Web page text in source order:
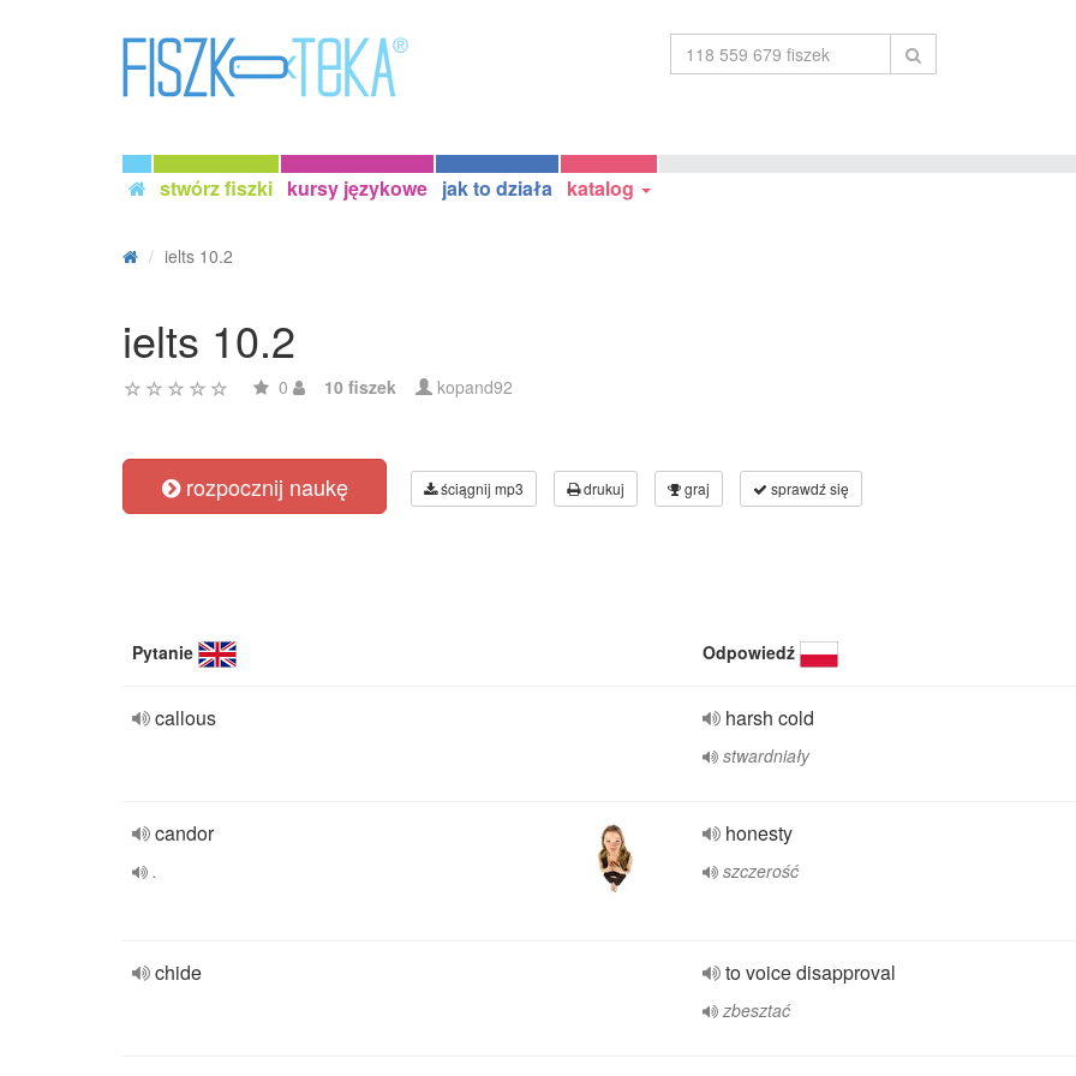
stwórz fiszki kursy językowe jak to działa katalog
ielts 10.2
ielts 10.2
0 10 fiszek kopand92
rozpocznij naukę ściągnij mp3 drukuj graj sprawdź się
Pytanie Odpowiedź
callous harsh cold
stwardniały
candor
.
honesty
szczerość
chide to voice disapproval
zbesztać